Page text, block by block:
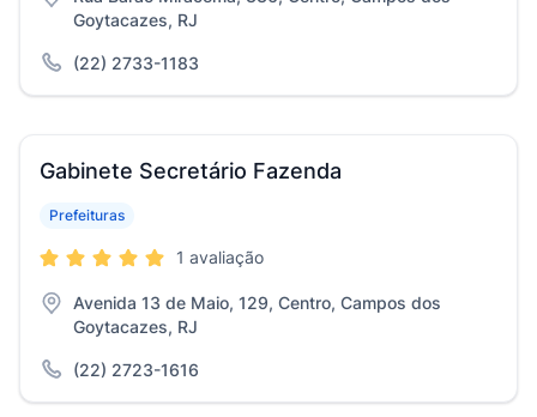
Goytacazes, RJ
(22) 2733-1183
Gabinete Secretário Fazenda
Prefeituras
1 avaliação
Avenida 13 de Maio, 129, Centro, Campos dos
Goytacazes, RJ
(22) 2723-1616